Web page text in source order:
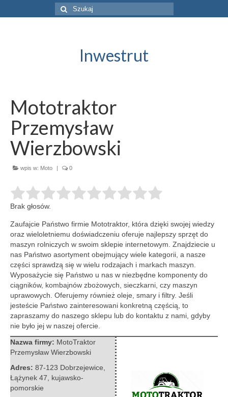
Szuklaj
w:
Inwestrut
Mototraktor
Przemysław
Wierzbowski
wpis w: Moto | 0
Brak głosów.
Zaufajcie Państwo firmie Mototraktor, która dzięki swojej wiedzy
oraz wieloletniemu doświadczeniu oferuje najlepszy sprzęt do
maszyn rolniczych w swoim sklepie internetowym. Znajdziecie u
nas Państwo asortyment obejmujący wiele kategorii, a nasze
części sprawdzą się w wielu rodzajach i markach maszyn.
Wyposażycie się Państwo u nas w niezbędne komponenty do
ciągników, kombajnów zbożowych, sieczkarni, czy maszyn
uprawowych. Oferujemy również oleje, smary i filtry. Jeśli
jesteście Państwo zainteresowani konkretną częścią, to
zapraszamy do naszego sklepu lub do kontaktu z nami, gdyby
nie było jej w naszej ofercie.
Nazwa firmy: MotoTraktor
Przemysław Wierzbowski
Adres: 87-123 Dobrzejewice
Łążynek 47
kujawsko-
pomorskie